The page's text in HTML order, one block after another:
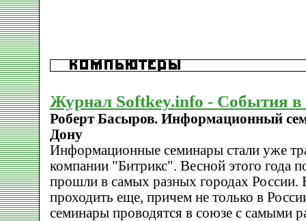
Журнал Softkey.info - События
Роберт Басыров. Информационный
Дону
Информационные семинары стали уже
компании "Битрикс". Весной этого года
прошли в самых разных городах России.
проходить еще, причем не только в
семинары проводятся в союзе с самыми